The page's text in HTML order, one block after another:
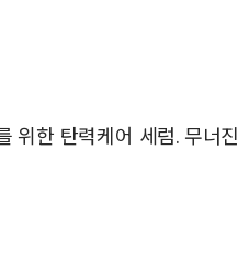
위한 탄력케어 세럼. 무너진